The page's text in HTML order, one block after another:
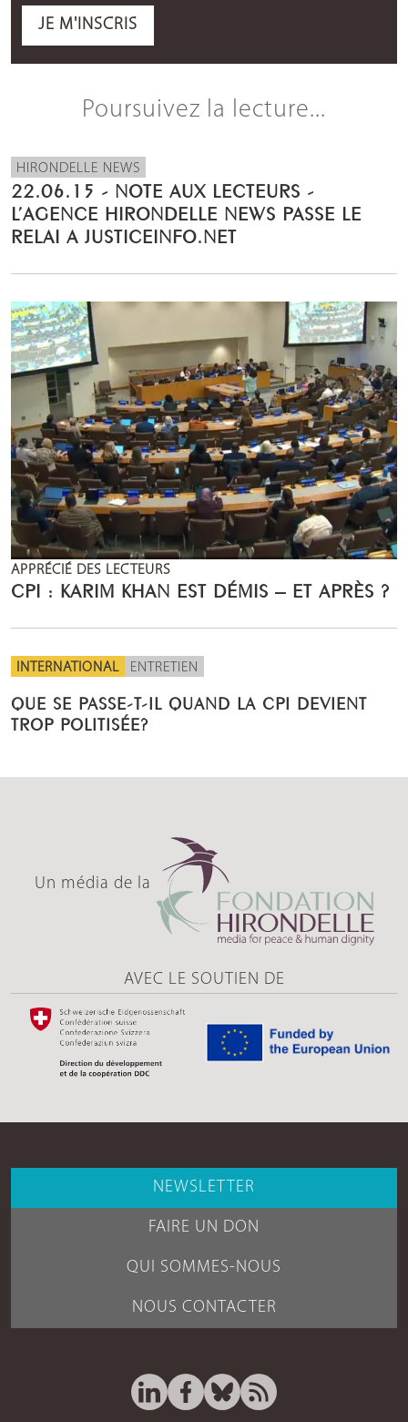
JE M'INSCRIS
Poursuivez la lecture...
HIRONDELLE NEWS
22.06.15 - NOTE AUX LECTEURS -
L’AGENCE HIRONDELLE NEWS PASSE LE
RELAI A JUSTICEINFO.NET
APPRÉCIÉ DES LECTEURS
CPI : KARIM KHAN EST DÉMIS – ET APRÈS ?
INTERNATIONAL ENTRETIEN
QUE SE PASSE-T-IL QUAND LA CPI DEVIENT
TROP POLITISÉE?
Un média de la
AVEC LE SOUTIEN DE
NEWSLETTER
FAIRE UN DON
QUI SOMMES-NOUS
NOUS CONTACTER